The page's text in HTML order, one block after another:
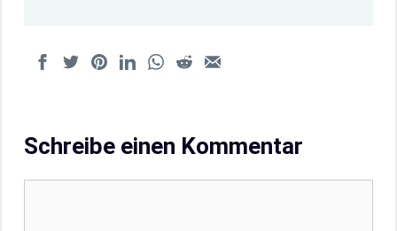
Schreibe einen Kommentar